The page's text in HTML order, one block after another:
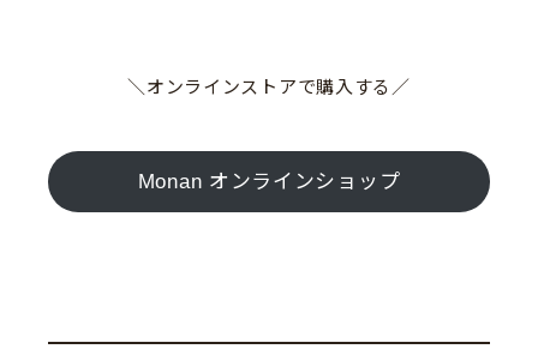
＼オンラインストアで購入する／
Monan オンラインショップ